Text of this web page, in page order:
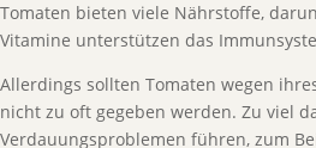
Tomaten bieten viele Nährstoffe,
Vitamine unterstützen das
Allerdings sollten Tomaten wegen
nicht zu oft gegeben werden. Zu viel
Verdauungsproblemen führen, zum